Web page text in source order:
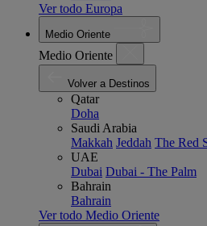
Ver todo Europa
Medio Oriente
Medio Oriente
Volver a Destinos
Qatar
Doha
Saudi Arabia
Makkah Jeddah The Red
UAE
Dubai Dubai - The Palm
Bahrain
Bahrain
Ver todo Medio Oriente